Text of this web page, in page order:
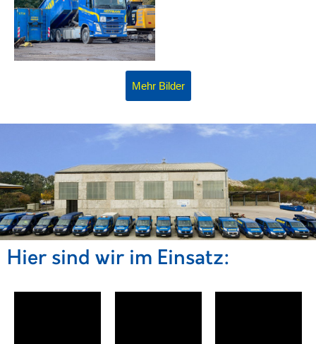
Mehr Bilder
Hier sind wir im Einsatz: